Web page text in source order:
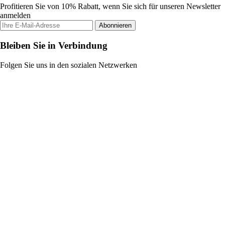
Profitieren Sie von 10% Rabatt, wenn Sie sich für unseren Newsletter
anmelden
Abonnieren
Bleiben Sie in Verbindung
Folgen Sie uns in den sozialen Netzwerken